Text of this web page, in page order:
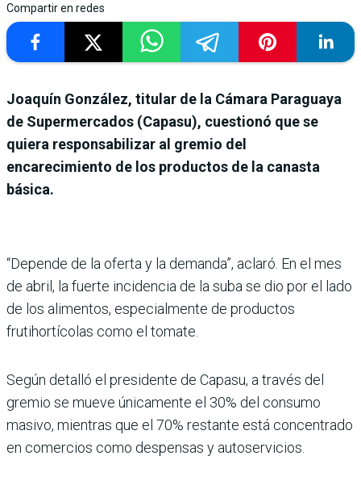
Compartir en redes
Joaquín González, titular de la Cámara Paraguaya
de Supermercados (Capasu), cuestionó que se
quiera responsabilizar al gremio del
encarecimiento de los productos de la canasta
básica.
“Depende de la oferta y la demanda”, aclaró. En el mes
de abril, la fuerte incidencia de la suba se dio por el lado
de los alimentos, especialmente de productos
frutihortícolas como el tomate.
Según detalló el presidente de Capasu, a través del
gremio se mueve únicamente el 30% del consumo
masivo, mientras que el 70% restante está concentrado
en comercios como despensas y autoservicios.